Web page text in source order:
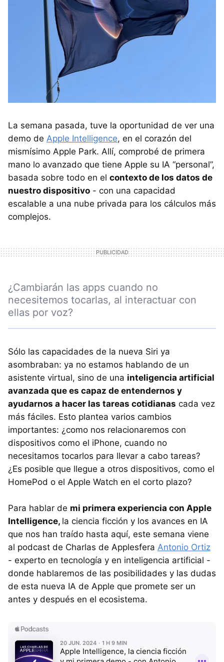
La semana pasada, tuve la oportunidad de ver una
demo de Apple Intelligence, en el corazón del
mismísimo Apple Park. Allí, comprobé de primera
mano lo avanzado que tiene Apple su IA “personal”,
basada sobre todo en el contexto de los datos de
nuestro dispositivo - con una capacidad
escalable a una nube privada para los cálculos más
complejos.
¿Cambiarán las apps cuando no
necesitemos tocarlas, al interactuar con
ellas por voz?
Sólo las capacidades de la nueva Siri ya
asombraban: ya no estamos hablando de un
asistente virtual, sino de una inteligencia artificial
avanzada que es capaz de entendernos y
ayudarnos a hacer las tareas cotidianas cada vez
más fáciles. Esto plantea varios cambios
importantes: ¿como nos relacionaremos con
dispositivos como el iPhone, cuando no
necesitamos tocarlos para llevar a cabo tareas?
¿Es posible que llegue a otros dispositivos, como el
HomePod o el Apple Watch en el corto plazo?
Para hablar de mi primera experiencia con Apple
Intelligence, la ciencia ficción y los avances en IA
que nos han traído hasta aquí, este semana viene
al podcast de Charlas de Applesfera Antonio Ortiz
- experto en tecnología y en inteligencia artificial -
donde hablaremos de las posibilidades y las dudas
de esta nueva IA de Apple que promete ser un
antes y después en el ecosistema.